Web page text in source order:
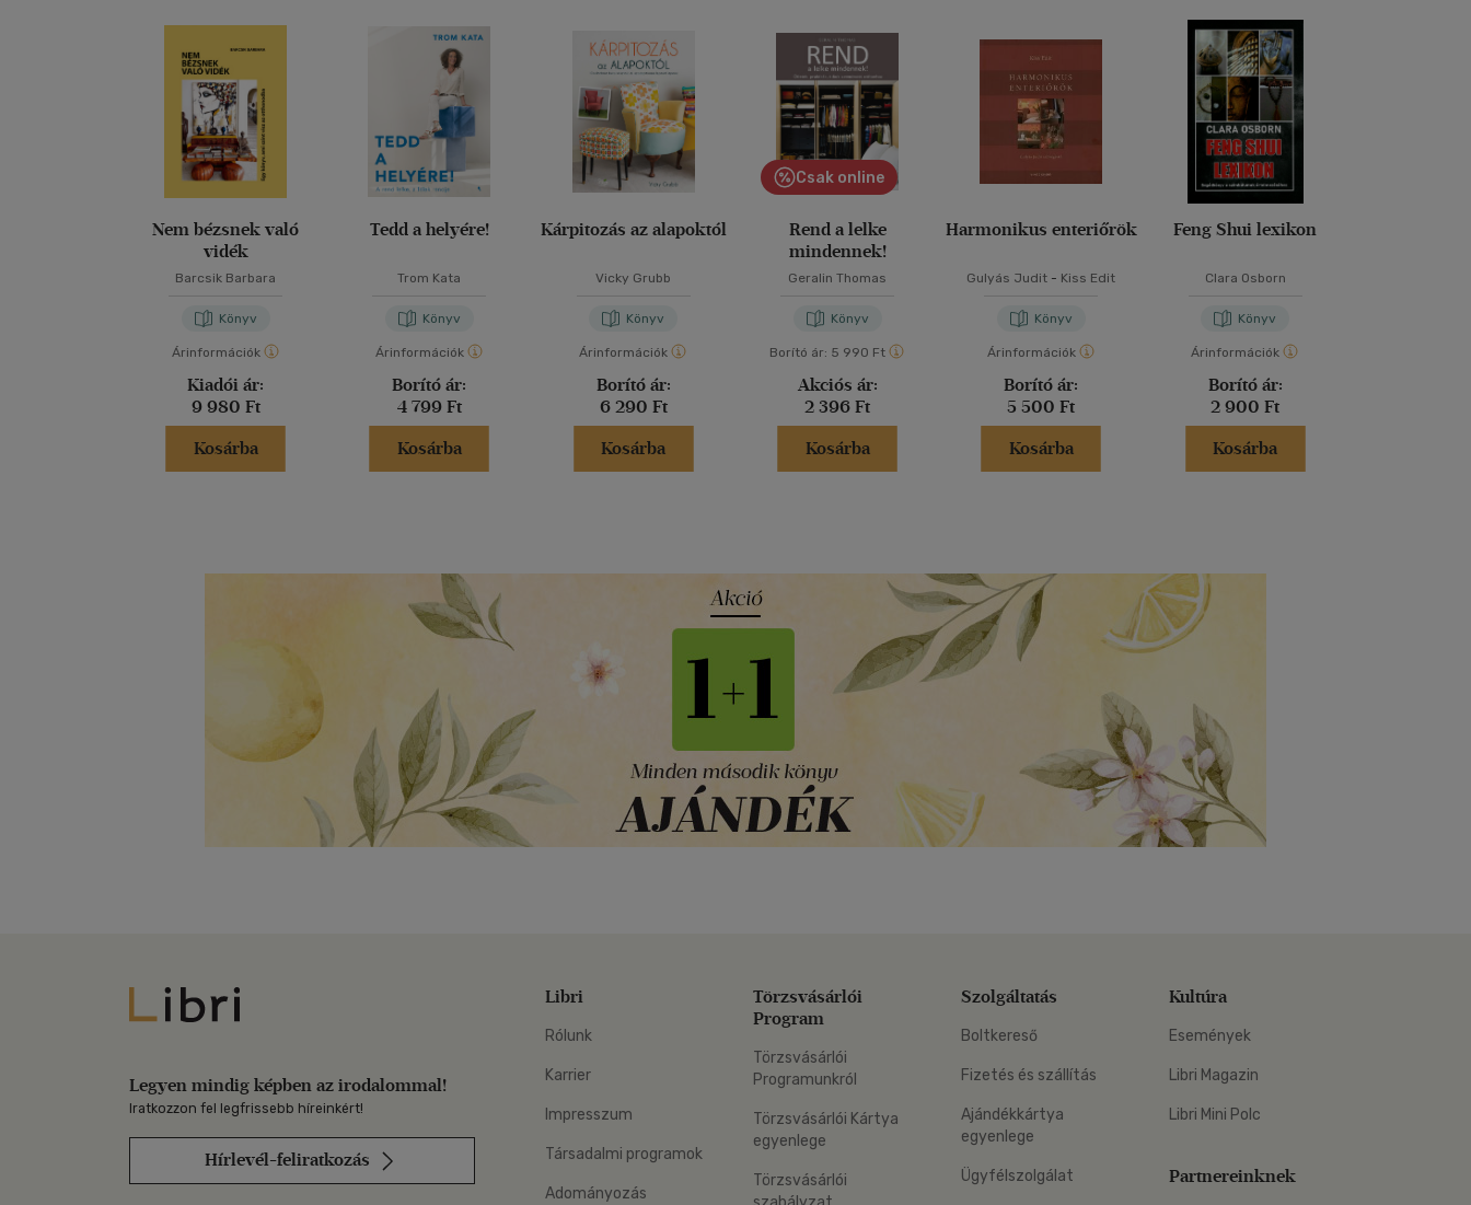
Nem bézsnek való
vidék
Barcsik Barbara
Könyv
Árinformációk
Kiadói ár:
9 980 Ft
Kosárba
Tedd a helyére!
Trom Kata
Könyv
Árinformációk
Borító ár:
4 799 Ft
Kosárba
Kárpitozás az alapoktól
Vicky Grubb
Könyv
Árinformációk
Borító ár:
6 290 Ft
Kosárba
Csak online
Rend a lelke
mindennek!
Geralin Thomas
Könyv
Borító ár: 5 990 Ft
Akciós ár:
2 396 Ft
Kosárba
Harmonikus enteriőrök
Gulyás Judit - Kiss Edit
Könyv
Árinformációk
Borító ár:
5 500 Ft
Kosárba
Feng Shui lexikon
Clara Osborn
Könyv
Árinformációk
Borító ár:
2 900 Ft
Kosárba
Libri
Legyen mindig képben az irodalommal!
Iratkozzon fel legfrissebb híreinkért!
Hírlevél-feliratkozás
Libri
Rólunk
Karrier
Impresszum
Társadalmi programok
Adományozás
Törzsvásárlói
Program
Törzsvásárlói
Programunkról
Törzsvásárlói Kártya
egyenlege
Törzsvásárlói
Szolgáltatás
Boltkereső
Fizetés és szállítás
Ajándékkártya
egyenlege
Ügyfélszolgálat
Kultúra
Események
Libri Magazin
Libri Mini Polc
Partnereinknek